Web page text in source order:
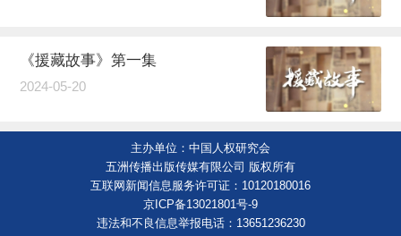
《援藏故事》第一集
2024-05-20
主办单位：中国人权研究会
五洲传播出版传媒有限公司 版权所有
互联网新闻信息服务许可证：10120180016
京ICP备13021801号-9
违法和不良信息举报电话：13651236230